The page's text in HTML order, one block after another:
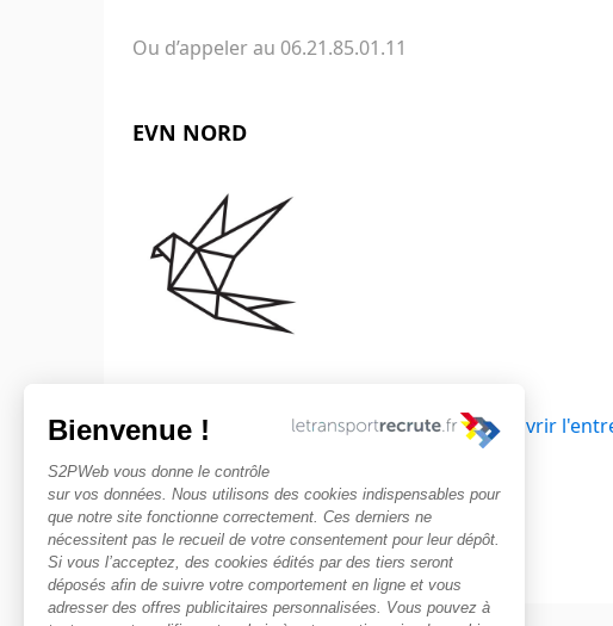
Ou d’appeler au 06.21.85.01.11
EVN NORD
Découvrir